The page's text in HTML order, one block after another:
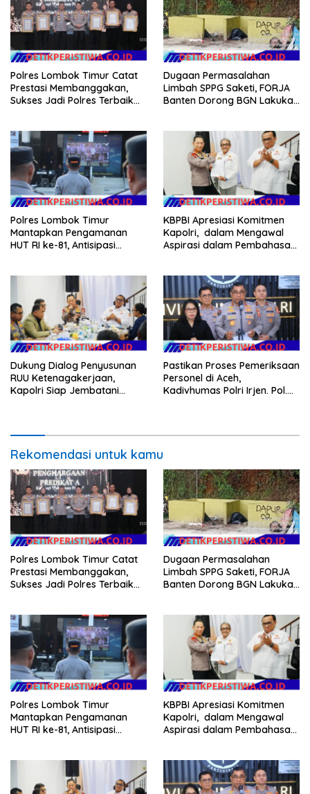
Polres Lombok Timur Catat
Prestasi Membanggakan,
Sukses Jadi Polres Terbaik
Dugaan Permasalahan
Limbah SPPG Saketi, FORJA
Banten Dorong BGN Lakukan
Polres Lombok Timur
Mantapkan Pengamanan
HUT RI ke-81, Antisipasi
KBPBI Apresiasi Komitmen
Kapolri, dalam Mengawal
Aspirasi dalam Pembahasan
Dukung Dialog Penyusunan
RUU Ketenagakerjaan,
Kapolri Siap Jembatani
Pastikan Proses Pemeriksaan
Personel di Aceh,
Kadivhumas Polri Irjen. Pol.
Rekomendasi untuk kamu
Polres Lombok Timur Catat
Prestasi Membanggakan,
Sukses Jadi Polres Terbaik
Dugaan Permasalahan
Limbah SPPG Saketi, FORJA
Banten Dorong BGN Lakukan
Polres Lombok Timur
Mantapkan Pengamanan
HUT RI ke-81, Antisipasi
KBPBI Apresiasi Komitmen
Kapolri, dalam Mengawal
Aspirasi dalam Pembahasan